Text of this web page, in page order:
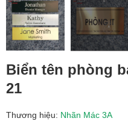
Biển tên phòng
21
Thương hiệu: Nhãn Mác 3A